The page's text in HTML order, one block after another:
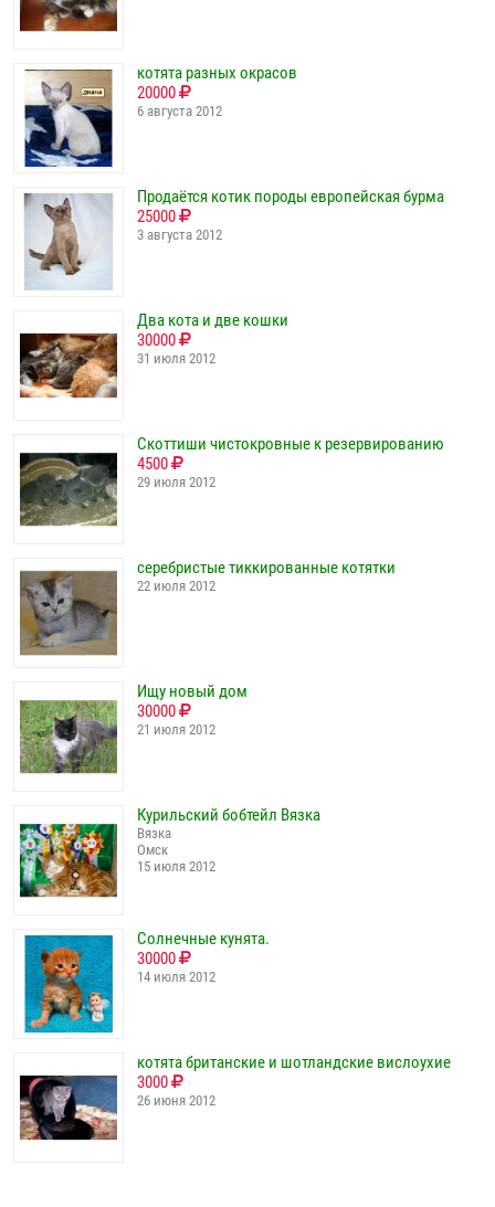
котята разных окрасов
20000
6 августа 2012
Продаётся котик породы европейская бурма
25000
3 августа 2012
Два кота и две кошки
30000
31 июля 2012
Скоттиши чистокровные к резервированию
4500
29 июля 2012
серебристые тиккированные котятки
22 июля 2012
Ищу новый дом
30000
21 июля 2012
Курильский бобтейл Вязка
Вязка
Омск
15 июля 2012
Солнечные кунята.
30000
14 июля 2012
котята британские и шотландские вислоухие
3000
26 июня 2012